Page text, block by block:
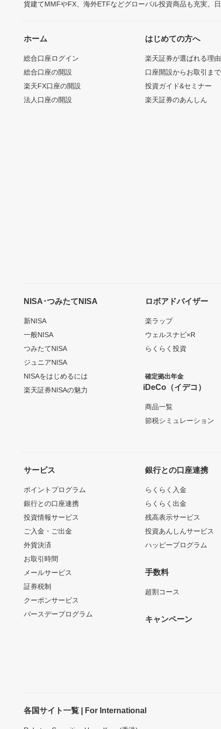
貨建てMMFやFX、海外ETFなどグローバル投資商品も充実。
ホーム
総合口座ログイン
総合口座の開設
楽天FX口座の開設
法人口座の開設
はじめての方へ
楽天証券が選ばれる理由
口座開設からお取引ま
投資ガイド&セミナー
楽天証券のあんしん
NISA･つみたてNISA
新NISA
一般NISA
つみたてNISA
ジュニアNISA
NISAをはじめるには
楽天証券NISAの魅力
ロボアドバイザー
楽ラップ
ウェルスナビ×R
らくらく投資
確定拠出年金
iDeCo（イデコ）
商品一覧
節税シミュレーション
サービス
ポイントプログラム
銀行との口座連携
投資情報サービス
ご入金・ご出金
外貨決済
お取引時間
メールサービス
証券税制
クーポンサービス
バースデープログラム
銀行との口座連携
らくらく入金
らくらく出金
残高表示サービス
投資あんしんサービス
ハッピープログラム
手数料
超割コース
キャンペーン
各国サイト一覧 | For International